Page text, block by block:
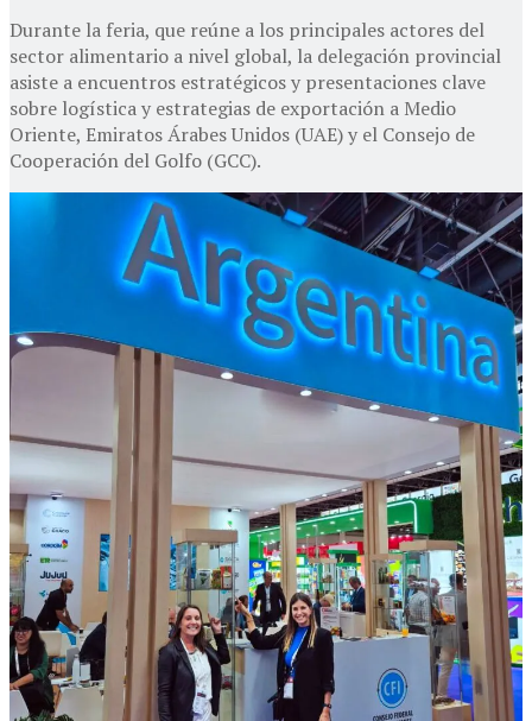
Durante la feria, que reúne a los principales actores del
sector alimentario a nivel global, la delegación provincial
asiste a encuentros estratégicos y presentaciones clave
sobre logística y estrategias de exportación a Medio
Oriente, Emiratos Árabes Unidos (UAE) y el Consejo de
Cooperación del Golfo (GCC).